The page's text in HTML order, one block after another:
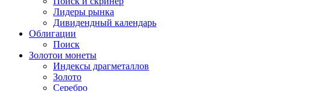
Лидеры рынка
Дивидендный календарь
Облигации
Поиск
Золотои монеты
Индексы драгметаллов
Золото
Серебро